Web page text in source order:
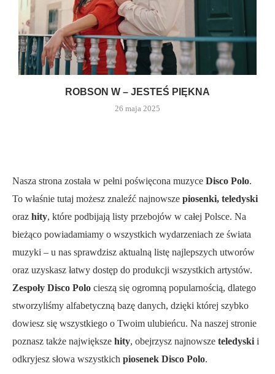
ROBSON W – JESTEŚ PIĘKNA
26 maja 2025
Nasza strona została w pełni poświęcona muzyce Disco Polo.
To właśnie tutaj możesz znaleźć najnowsze piosenki, teledyski
oraz hity, które podbijają listy przebojów w całej Polsce. Na
bieżąco powiadamiamy o wszystkich wydarzeniach ze świata
muzyki – u nas sprawdzisz aktualną listę najlepszych utworów
oraz uzyskasz łatwy dostęp do produkcji wszystkich artystów.
Zespoły Disco Polo cieszą się ogromną popularnością, dlatego
stworzyliśmy alfabetyczną bazę danych, dzięki której szybko
dowiesz się wszystkiego o Twoim ulubieńcu. Na naszej stronie
poznasz także największe hity, obejrzysz najnowsze teledyski i
odkryjesz słowa wszystkich piosenek Disco Polo.